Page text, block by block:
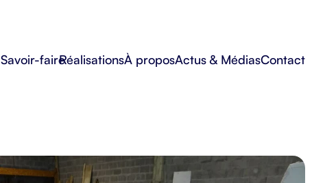
Savoir-faireRéalisationsÀ proposActus & MédiasContact